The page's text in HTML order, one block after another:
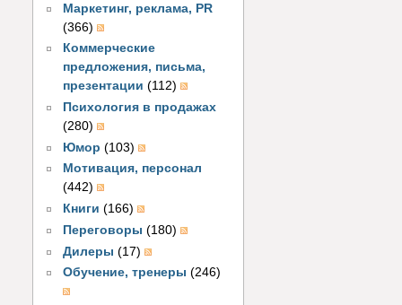
Маркетинг, реклама, PR
(366)
Коммерческие
предложения, письма,
презентации (112)
Психология в продажах
(280)
Юмор (103)
Мотивация, персонал
(442)
Книги (166)
Переговоры (180)
Дилеры (17)
Обучение, тренеры (246)